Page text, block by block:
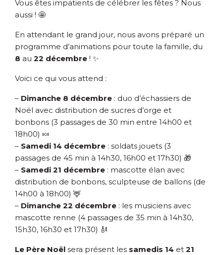
Vous êtes impatients de célébrer les fêtes ? Nous
aussi ! 🤩
En attendant le grand jour, nous avons préparé un
programme d’animations pour toute la famille, du
8 au 22 décembre ! ✨
Voici ce qui vous attend :
– Dimanche 8 décembre : duo d’échassiers de
Noël avec distribution de sucres d’orge et
bonbons (3 passages de 30 min entre 14h00 et
18h00) 🍬
– Samedi 14 décembre : soldats jouets (3
passages de 45 min à 14h30, 16h00 et 17h30) 🎁
– Samedi 21 décembre : mascotte élan avec
distribution de bonbons, sculpteuse de ballons (de
14h00 à 18h00) 🦌
– Dimanche 22 décembre : les musiciens avec
mascotte renne (4 passages de 35 min à 14h30,
15h30, 16h30 et 17h30) 🎻
Le Père Noël sera présent les samedis 14 et 21